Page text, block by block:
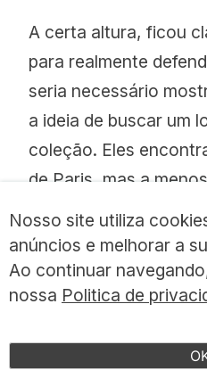
A certa altura, ficou
para realmente
seria necessário
a ideia de buscar um
coleção. Eles
de Paris, mas a
Paris), um silo de
década de 1960, que
2007 e o
Grande Biblioteca
Nosso site utiliza
anúncios e melhorar a
Ao continuar
nossa Politica de